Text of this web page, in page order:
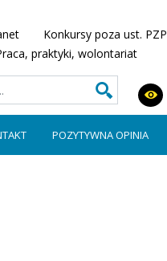
Konkursy poza ust. PZP
praktyki, wolontariat
POZYTYWNA OPINIA